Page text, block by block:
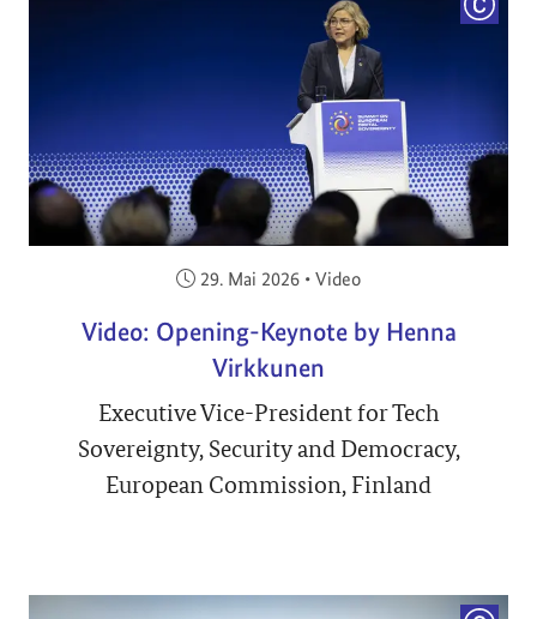
Veröffentlicht am:
29. Mai 2026 • Video
Video: Opening-Keynote by Henna
Virkkunen
Executive Vice-President for Tech
Sovereignty, Security and Democracy,
European Commission, Finland